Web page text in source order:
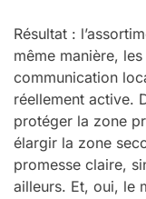
Résultat :
même manière,
communication
réellement active.
protéger la zone
élargir la zone
promesse claire,
ailleurs. Et, oui, le